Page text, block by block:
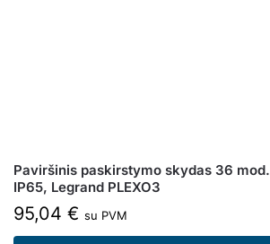
Paviršinis paskirstymo skydas 36 mod.
IP65, Legrand PLEXO3
95,04 € su PVM